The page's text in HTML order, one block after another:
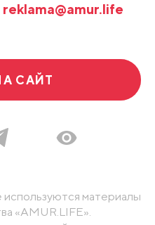
reklama@amur.life
САЙТ
материалы
«AMUR.LIFE».